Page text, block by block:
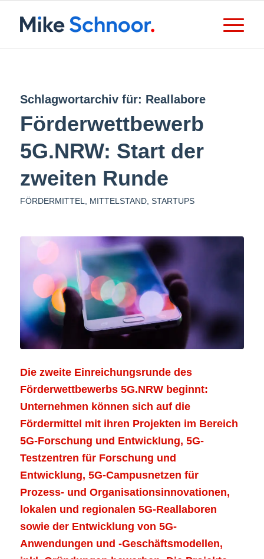
Schlagwortarchiv für: Reallabore
Förderwettbewerb
5G.NRW: Start der
zweiten Runde
FÖRDERMITTEL MITTELSTAND, STARTUPS
Die zweite Einreichungsrunde des
Förderwettbewerbs 5G.NRW beginnt:
Unternehmen können sich auf die
Fördermittel mit ihren Projekten im Bereich
5G-Forschung und Entwicklung, 5G-
Testzentren für Forschung und
Entwicklung, 5G-Campusnetzen für
Prozess- und Organisationsinnovationen,
lokalen und regionalen 5G-Reallaboren
sowie der Entwicklung von 5G-
Anwendungen und -Geschäftsmodellen,